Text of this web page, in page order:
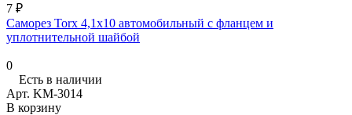
7 ₽
Саморез Torx 4,1х10 автомобильный с фланцем и
уплотнительной шайбой
0
Есть в наличии
Арт. KM-3014
В корзину